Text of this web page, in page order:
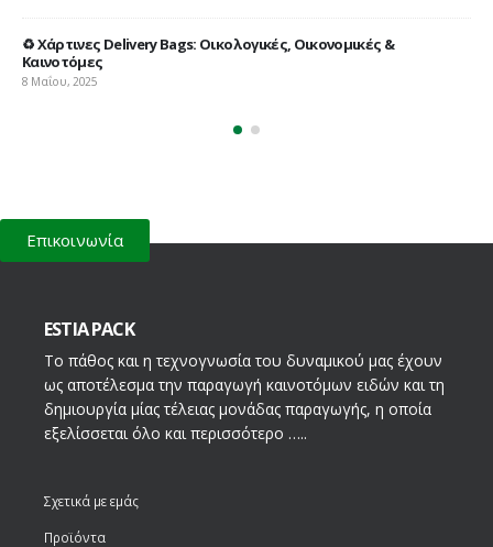
♻️ Χάρτινες Delivery Bags: Οικολογικές, Οικονομικές &
Καινοτόμες
8 Μαΐου, 2025
Επικοινωνία
ESTIA PACK
Το πάθος και η τεχνογνωσία του δυναμικού μας έχουν
ως αποτέλεσμα την παραγωγή καινοτόμων ειδών και τη
δημιουργία μίας τέλειας μονάδας παραγωγής, η οποία
εξελίσσεται όλο και περισσότερο …..
Σχετικά με εμάς
Προϊόντα